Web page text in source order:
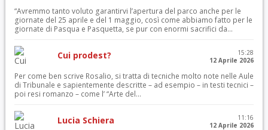
“Avremmo tanto voluto garantirvi l’apertura del parco anche per le
giornate del 25 aprile e del 1 maggio, così come abbiamo fatto per le
giornate di Pasqua e Pasquetta, se pur con enormi sacrifici da...
Cui prodest?
15:28
12 Aprile 2026
Per come ben scrive Rosalio, si tratta di tecniche molto note nelle Aule
di Tribunale e sapientemente descritte – ad esempio – in testi tecnici –
poi resi romanzo – come l’ “Arte del...
Lucia Schiera
11:16
12 Aprile 2026